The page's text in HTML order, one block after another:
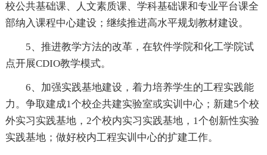
校公共基础课、人文素质课、学科基础课和专业平台课全
部纳入课程中心建设；继续推进高水平规划教材建设。
5、推进教学方法的改革，在软件学院和化工学院试
点开展CDIO教学模式。
6、加强实践基地建设，着力培养学生的工程实践能
力。争取建成1个校企共建实验室或实训中心；新建5个校
外实习实践基地，2个校内实习实践基地，1个创新性实验
实践基地；做好校内工程实训中心的扩建工作。